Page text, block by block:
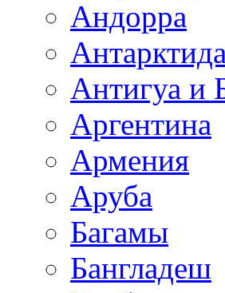
Андорра
Антарктида
Антигуа и
Аргентина
Армения
Аруба
Багамы
Бангладеш